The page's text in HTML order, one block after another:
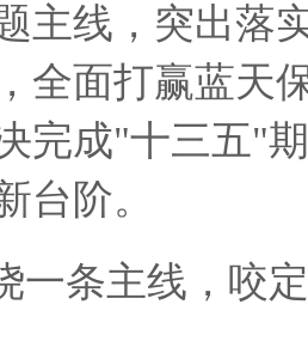
主线，突出落
全面打赢蓝天
完成"十三五"
台阶。
一条主线，咬